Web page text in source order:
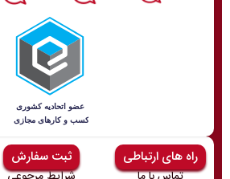
راه های ارتباطی ثبت سفارش